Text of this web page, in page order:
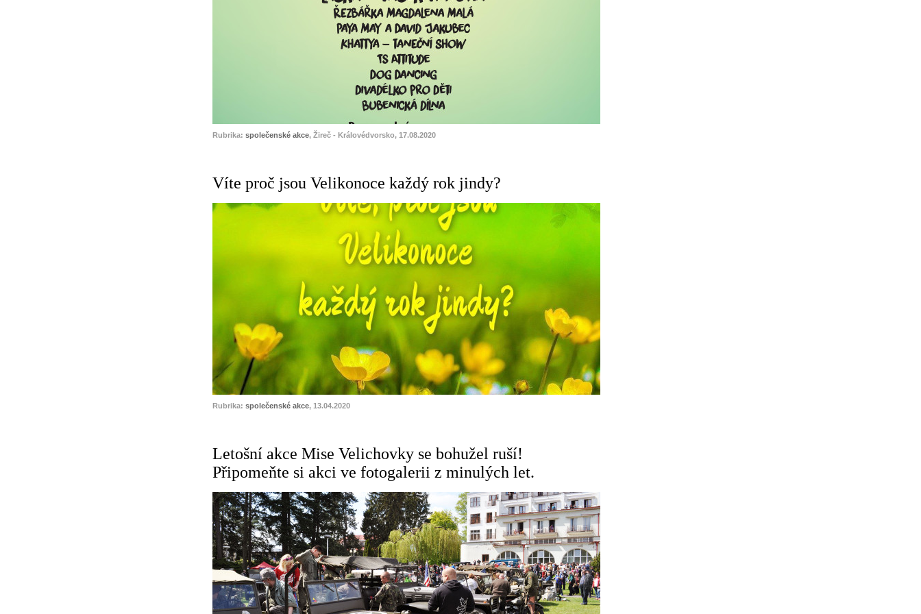
Rubrika: společenské akce, Žireč - Královédvorsko, 17.08.2020
Víte proč jsou Velikonoce každý rok jindy?
Rubrika: společenské akce, 13.04.2020
Letošní akce Mise Velichovky se bohužel ruší!
Připomeňte si akci ve fotogalerii z minulých let.